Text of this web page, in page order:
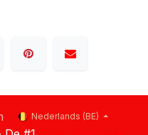
Nederlands (BE)